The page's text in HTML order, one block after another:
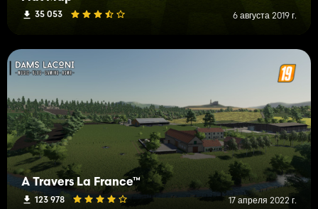
35 053 6 августа 2019 г.
À Travers La France™
123 978 17 апреля 2022 г.